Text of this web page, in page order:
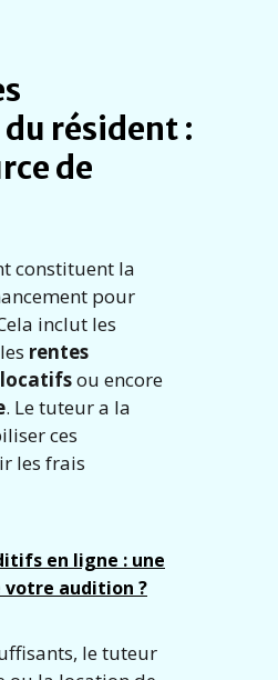
résident :
de
constituent la
pour
inclut les
rentes
ou encore
. Le tuteur a la
ces
les frais
en ligne : une
audition ?
le tuteur